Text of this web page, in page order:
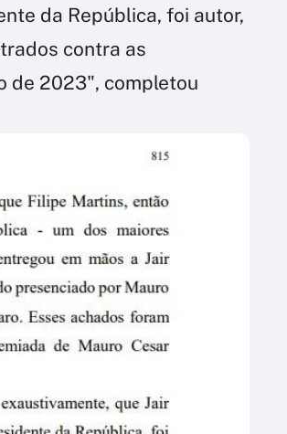
da República, foi autor,
contra as
de 2023", completou